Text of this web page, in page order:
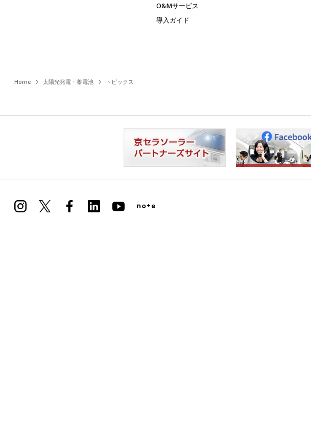
O&Mサービス
導入ガイド
Home 太陽光発電・蓄電池 トピックス